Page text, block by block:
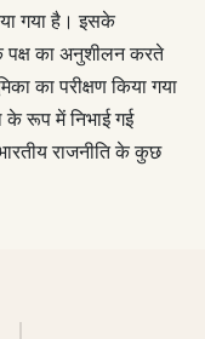
गया है। इसके
पक्ष का अनुशीलन करते
का परीक्षण किया गया
के रूप में निभाई गई
राजनीति के कुछ